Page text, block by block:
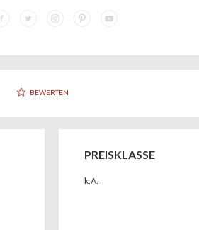
BEWERTEN
PREISKLASSE
k.A.